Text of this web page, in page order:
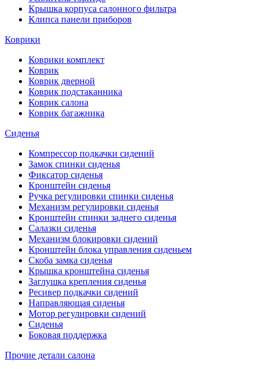
Крышка корпуса салонного фильтра
Клипса панели приборов
Коврики
Коврики комплект
Коврик
Коврик дверной
Коврик подстаканника
Коврик салона
Коврик багажника
Сиденья
Компрессор подкачки сидений
Замок спинки сиденья
Фиксатор сиденья
Кронштейн сиденья
Ручка регулировки спинки сиденья
Механизм регулировки сиденья
Кронштейн спинки заднего сиденья
Салазки сиденья
Механизм блокировки сидений
Кронштейн блока управления сиденьем
Скоба замка сиденья
Крышка кронштейна сиденья
Заглушка крепления сиденья
Ресивер подкачки сидений
Направляющая сиденья
Мотор регулировки сидений
Сиденья
Боковая поддержка
Прочие детали салона